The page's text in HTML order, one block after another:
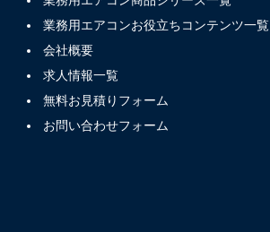
業務用エアコンお役立ちコンテンツ一覧
会社概要
求人情報一覧
無料お見積りフォーム
お問い合わせフォーム